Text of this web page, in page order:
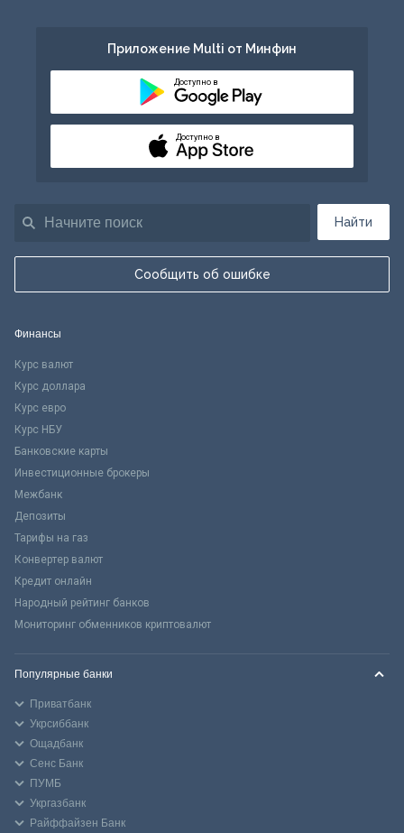
Найти
Сообщить об ошибке
Приложение Multi от Минфин
Доступно в
Доступно в
Финансы
Курс валют
Курс доллара
Курс евро
Курс НБУ
Банковские карты
Инвестиционные брокеры
Межбанк
Депозиты
Тарифы на газ
Конвертер валют
Кредит онлайн
Народный рейтинг банков
Мониторинг обменников криптовалют
Популярные банки
Приватбанк
Укрсиббанк
Ощадбанк
Сенс Банк
ПУМБ
Укргазбанк
Райффайзен Банк